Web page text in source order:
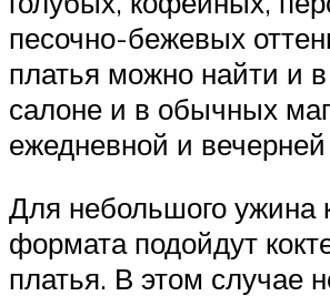
песочно-бежевых
платья можно найти и
салоне и в обычных
ежедневной и
Для небольшого ужина
формата подойдут
платья. В этом случае